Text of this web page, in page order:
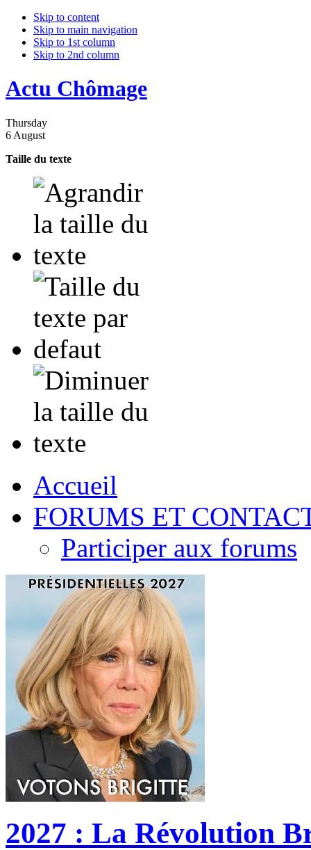
Skip to content
Skip to main navigation
Skip to 1st column
Skip to 2nd column
Actu Chômage
Thursday
6 August
Taille du texte
Accueil
FORUMS ET
Participer aux forums
2027 : La Révolution